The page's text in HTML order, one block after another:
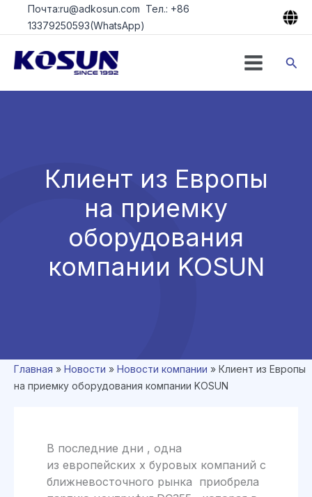
ПерейтиПочта:ru@adkosun.com Тел.: +86
13379250593(WhatsApp)
Клиент из Европы
на приемку
оборудования
компании KOSUN
Главная » Новости » Новости компании » Клиент из Европы
на приемку оборудования компании KOSUN
В последние дни , одна
из европейских х буровых компаний с
ближневосточного рынка приобрела